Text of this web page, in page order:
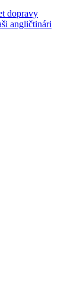
dopravy
angličtinári